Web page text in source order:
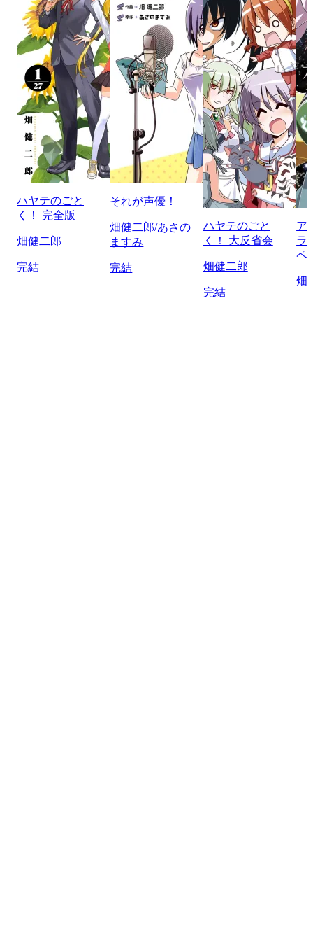
ハヤテのごと
く！ 完全版
畑健二郎
完結
それが声優！
畑健二郎/あさの
ますみ
完結
ハヤテのごと
く！ 大反省会
畑健二郎
完結
ア
ラ
ペ
畑